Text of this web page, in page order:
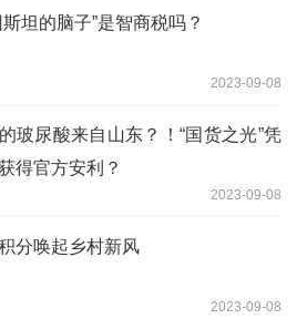
斯坦的脑子”是智商税吗？
2023-09-08
玻尿酸来自山东？！“国货之光”凭
得官方安利？
2023-09-08
分唤起乡村新风
2023-09-08